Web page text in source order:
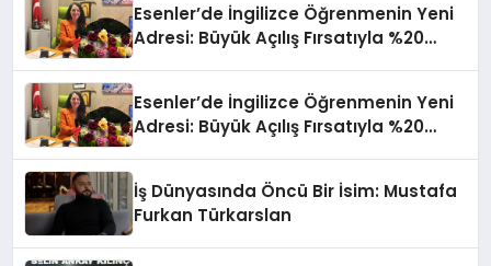
Esenler’de İngilizce Öğrenmenin Yeni
Adresi: Büyük Açılış Fırsatıyla %20
Esenler’de İngilizce Öğrenmenin Yeni
Adresi: Büyük Açılış Fırsatıyla %20
İş Dünyasında Öncü Bir İsim: Mustafa
Furkan Türkarslan